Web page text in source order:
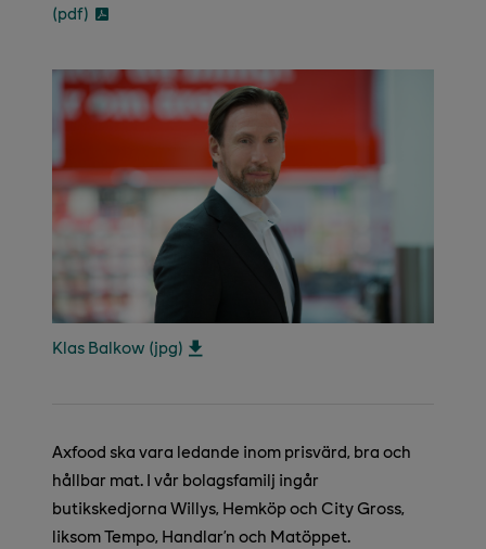
(pdf)
Klas Balkow (jpg)
Axfood ska vara ledande inom prisvärd, bra och
hållbar mat. I vår bolagsfamilj ingår
butikskedjorna Willys, Hemköp och City Gross,
liksom Tempo, Handlar’n och Matöppet.